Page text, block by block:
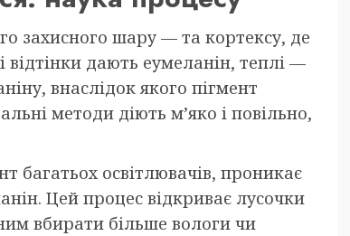
захисного шару — та кортексу, де
дають еумеланін, теплі —
внаслідок якого пігмент
методи діють м’яко і повільно,
багатьох освітлювачів, проникає
Цей процес відкриває лусочки
вбирати більше вологи чи